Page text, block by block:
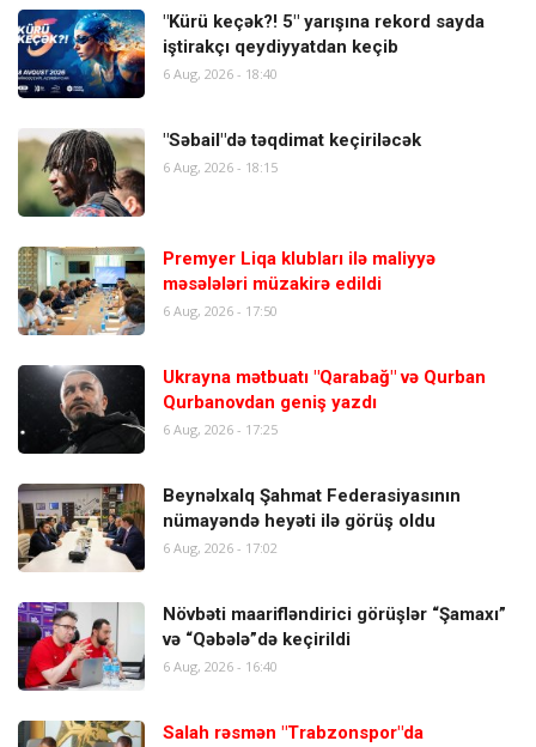
"Kürü keçək?! 5" yarışına rekord sayda
iştirakçı qeydiyyatdan keçib
6 Aug, 2026 - 18:40
"Səbail"də təqdimat keçiriləcək
6 Aug, 2026 - 18:15
Premyer Liqa klubları ilə maliyyə
məsələləri müzakirə edildi
6 Aug, 2026 - 17:50
Ukrayna mətbuatı "Qarabağ" və Qurban
Qurbanovdan geniş yazdı
6 Aug, 2026 - 17:25
Beynəlxalq Şahmat Federasiyasının
nümayəndə heyəti ilə görüş oldu
6 Aug, 2026 - 17:02
Növbəti maarifləndirici görüşlər “Şamaxı”
və “Qəbələ”də keçirildi
6 Aug, 2026 - 16:40
Salah rəsmən "Trabzonspor"da